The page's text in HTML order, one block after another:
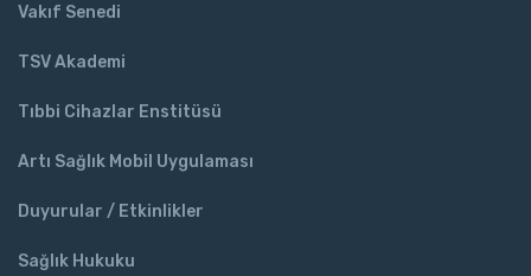
Vakıf Senedi
TSV Akademi
Tıbbi Cihazlar Enstitüsü
Artı Sağlık Mobil Uygulaması
Duyurular / Etkinlikler
Sağlık Hukuku